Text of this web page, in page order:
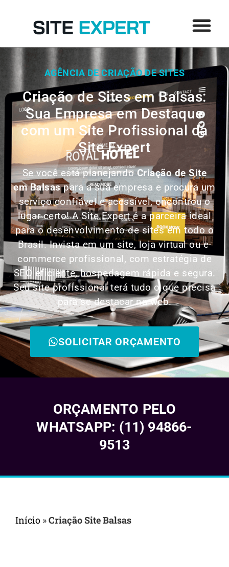
AGÊNCIA DE CRIAÇÃO DE SITES
Criação de Sites em Balsas:
Sua Empresa em Destaque
com um Site Profissional da
Site Expert
Se você está planejandoCriação de Site
emBalsaspara a sua empresa e procura um
serviço confiável e acessível, encontrou o
lugar certo! A Site Expert é a parceira ideal
para o desenvolvimento de sites em todo o
Brasil. Invista em um site, loja virtual ou e-
commerce profissional, com estratégia de
SEO eficiente, hospedagem rápida e segura.
Seu site profissional terá tudo o que precisa
para se destacar na web.
SOLICITAR ORÇAMENTO
ORÇAMENTO PELO
WHATSAPP: (11) 94866-
9513
Início »Criação Site Balsas